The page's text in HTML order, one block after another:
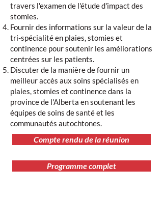
travers l'examen de l'étude d'impact des
stomies.
Fournir des informations sur la valeur de la
tri-spécialité en plaies, stomies et
continence pour soutenir les améliorations
centrées sur les patients.
Discuter de la manière de fournir un
meilleur accès aux soins spécialisés en
plaies, stomies et continence dans la
province de l'Alberta en soutenant les
équipes de soins de santé et les
communautés autochtones.
Compte rendu de la réunion
Programme complet